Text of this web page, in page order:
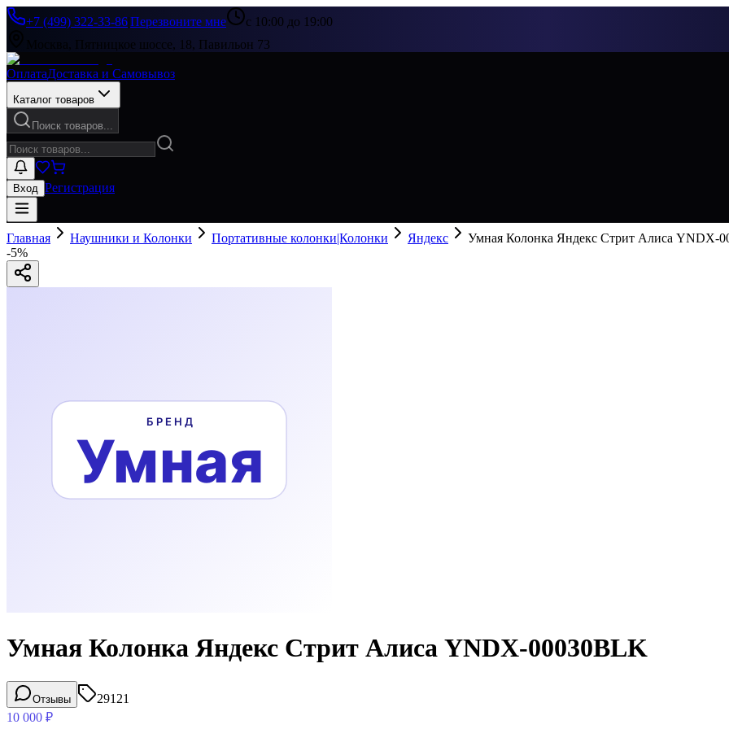
+7 (499) 322-33-86|Перезвоните мне
с 10:00 до 19:00
Москва, Пятницкое шоссе, 18, Павильон 73
ОплатаДоставка и Самовывоз
Каталог товаров
Поиск товаров...
Вход Регистрация
Главная Наушники и Колонки Портативные колонки|Колонки Яндекс
Умная Колонка Яндекс Стрит Алиса YNDX-
-5%
Умная Колонка Яндекс Стрит Алиса YNDX-00030BLK
Отзывы
29121
10 000 ₽